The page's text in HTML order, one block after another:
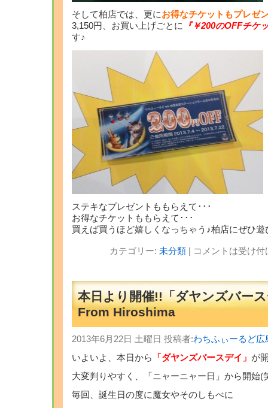
そして柏店では、更にお得なチケットもプレゼ
3,150円、お買い上げごとに
『￥200のOFFチケ
す♪
ステキなプレゼントももらえて･･･
お得なチケットももらえて･･･
買えば買うほど嬉しくなっちゃう♪柏店にぜひ
カテゴリー: 未分類| コメントは受け
本日より開催!!「ダヤンズバー
From Hiroshima
2013年6月22日 土曜日 投稿者:わちふぃーるど
いよいよ、本日から
「ダヤンズバースデイ」 が
大変判りやすく、「ニャーニャー日」から開始(
毎回、誕生日の度に魔女やそのしもべに